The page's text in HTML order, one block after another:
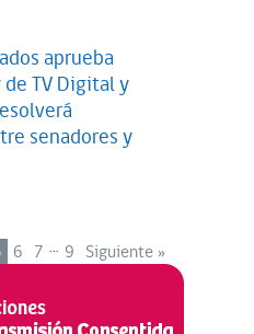
aprueba
TV Digital y
senadores y
6 7 … 9 Siguiente »